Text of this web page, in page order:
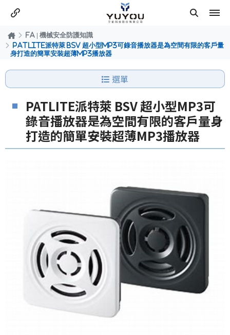
FA | 機械安全防護知識
PATLITE派特萊 BSV 超小型MP3可錄音播放器是為空間有限的客戶量
身打造的簡單安裝超薄MP3播放器
選單
PATLITE派特萊 BSV 超小型MP3可
錄音播放器是為空間有限的客戶量身
打造的簡單安裝超薄MP3播放器